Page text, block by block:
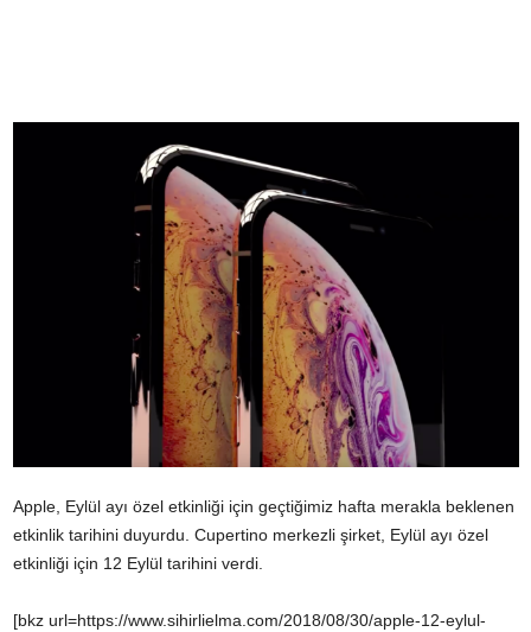
Apple, Eylül ayı özel etkinliği için geçtiğimiz hafta merakla beklenen
etkinlik tarihini duyurdu. Cupertino merkezli şirket, Eylül ayı özel
etkinliği için 12 Eylül tarihini verdi.
[bkz url=https://www.sihirlielma.com/2018/08/30/apple-12-eylul-